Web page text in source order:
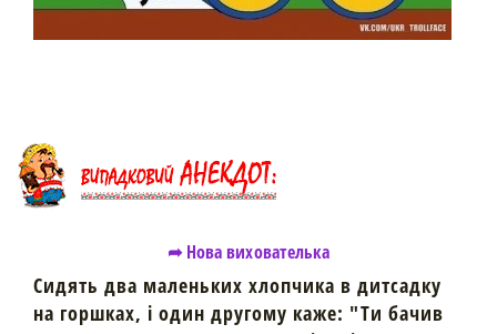
➦ Нова вихователька
Сидять два маленьких хлопчика в дитсадку
на горшках, i один другому каже: "Ти бачив